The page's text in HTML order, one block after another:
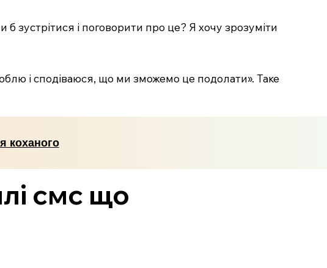
зустрітися і поговорити про це? Я хочу зрозуміти
і сподіваюся, що ми зможемо це подолати». Таке
коханого
смс що